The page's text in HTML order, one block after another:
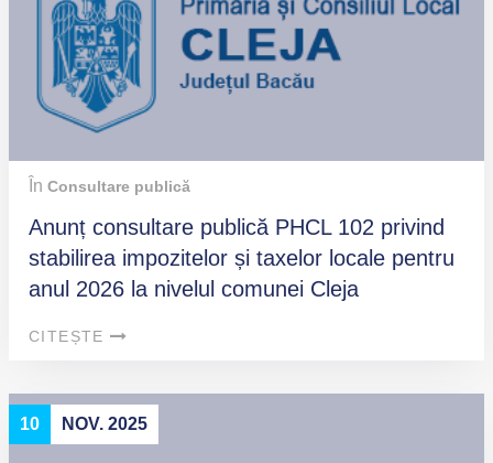
În Consultare publică
Anunț consultare publică PHCL 102 privind
stabilirea impozitelor și taxelor locale pentru
anul 2026 la nivelul comunei Cleja
CITEȘTE
10 NOV. 2025